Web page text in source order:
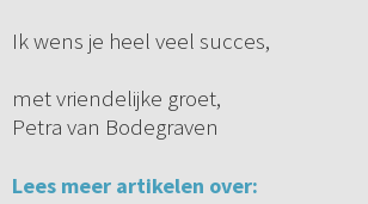
Ik wens je heel veel succes,
met vriendelijke groet,
Petra van Bodegraven
Lees meer artikelen over: